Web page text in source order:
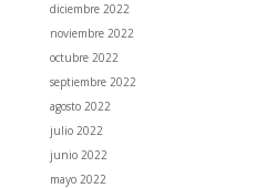
diciembre 2022
noviembre 2022
octubre 2022
septiembre 2022
agosto 2022
julio 2022
junio 2022
mayo 2022